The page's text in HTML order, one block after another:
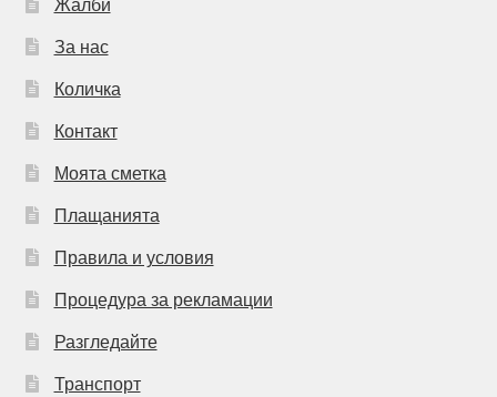
За нас
Количка
Контакт
Моята сметка
Плащанията
Правила и условия
Процедура за рекламации
Разгледайте
Транспорт